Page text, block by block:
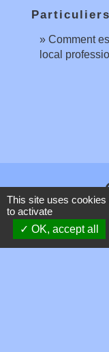
Particuliers
Comment
local
This site uses
to activate
OK, accept all